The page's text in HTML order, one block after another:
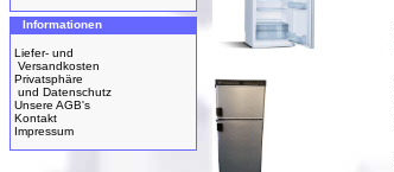
Informationen
Liefer- und
Versandkosten
Privatsphäre
und Datenschutz
Unsere AGB's
Kontakt
Impressum